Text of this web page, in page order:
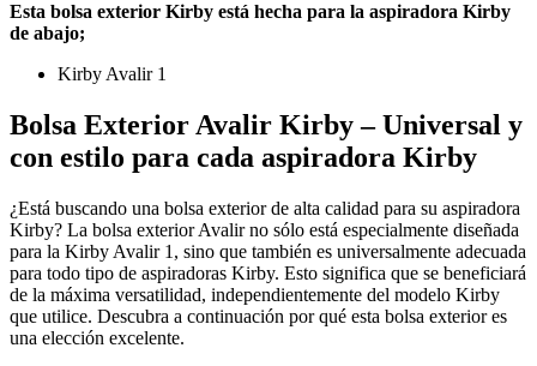
Esta bolsa exterior Kirby está hecha para la aspiradora Kirby
de abajo;
Kirby Avalir 1
Bolsa Exterior Avalir Kirby – Universal y
con estilo para cada aspiradora Kirby
¿Está buscando una bolsa exterior de alta calidad para su aspiradora
Kirby? La bolsa exterior Avalir no sólo está especialmente diseñada
para la Kirby Avalir 1, sino que también es universalmente adecuada
para todo tipo de aspiradoras Kirby. Esto significa que se beneficiará
de la máxima versatilidad, independientemente del modelo Kirby
que utilice. Descubra a continuación por qué esta bolsa exterior es
una elección excelente.